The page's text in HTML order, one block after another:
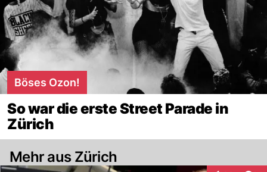
Böses Ozon!
So war die erste Street Parade in
Zürich
Mehr aus Zürich